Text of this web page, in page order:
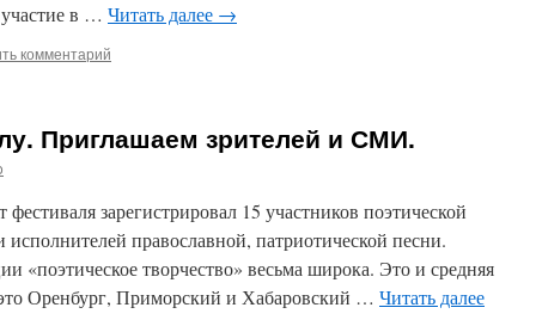
в … Читать далее →
комментарий
Приглашаем зрителей и СМИ.
зарегистрировал 15 участников поэтической
православной, патриотической песни.
«поэтическое творчество» весьма широка. Это и средняя
Оренбург, Приморский и Хабаровский … Читать далее